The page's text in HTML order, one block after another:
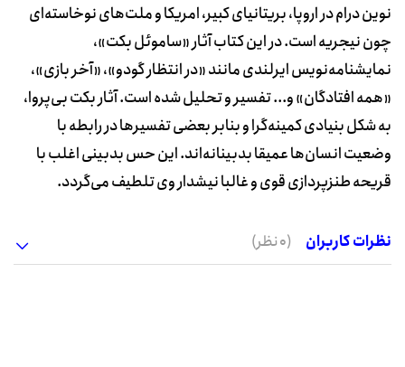
نوین درام در اروپا، بریتانیای کبیر، امریکا و ملت‌های نوخاسته‌ای
چون نیجریه است. در این کتاب آثار «ساموئل بکت»،
نمایشنامه‌نویس ایرلندی مانند «در انتظار گودو»، «آخر بازی»،
«همه افتادگان» و... تفسیر و تحلیل شده است. آثار بکت بی‌پروا،
به شکل بنیادی کمینه‌گرا و بنابر بعضی تفسیرها در رابطه با
وضعیت انسان‌ها عمیقا بدبینانه‌اند. این حس بدبینی اغلب با
قریحه طنزپردازی قوی و غالبا نیشدار وی تلطیف می‌گردد.
نظرات کاربران (0 نظر)